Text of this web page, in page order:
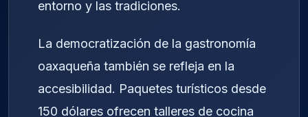
entorno y las tradiciones.
La democratización de la gastronomía
oaxaqueña también se refleja en la
accesibilidad. Paquetes turísticos desde
150 dólares ofrecen talleres de cocina